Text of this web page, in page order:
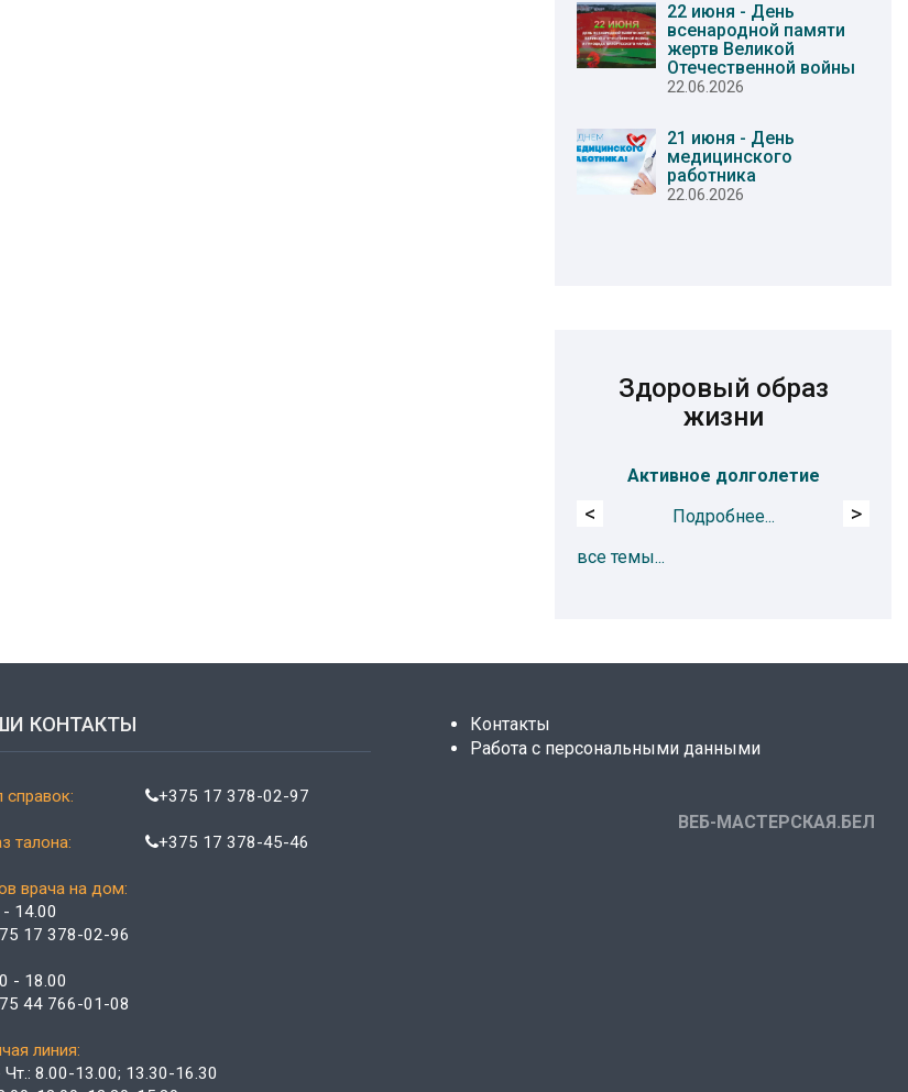
22 июня - День
всенародной памяти
жертв Великой
Отечественной войны
22.06.2026
21 июня - День
медицинского
работника
22.06.2026
Здоровый образ
жизни
Активное долголетие
Подробнее...
< >
все темы...
КОНТАКТЫ
справок: +375 17 378-02-97
талона: +375 17 378-45-46
врача на дом:
14.00
17 378-02-96
- 18.00
44 766-01-08
линия:
Чт.: 8.00-13.00; 13.30-16.30
Контакты
Работа с персональными данными
ВЕБ-МАСТЕРСКАЯ.БЕЛ